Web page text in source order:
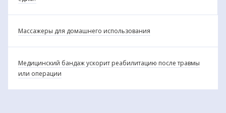
Массажеры для домашнего использования
Медицинский бандаж ускорит реабилитацию после травмы
или операции